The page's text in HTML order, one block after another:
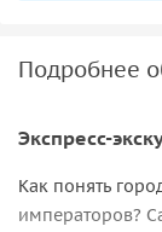
Подробнее
Экспресс-
Как понять
императоров?